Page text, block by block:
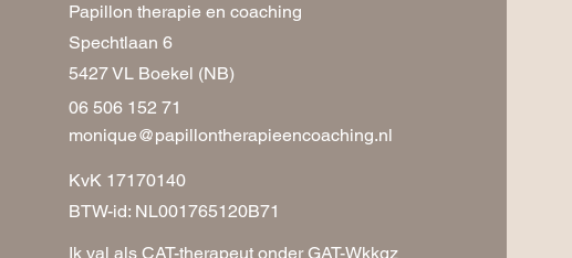
Papillon therapie en coaching
Spechtlaan 6
5427 VL Boekel (NB)
06 506 152 71
monique@papillontherapieencoaching.nl
KvK 17170140
BTW-id: NL001765120B71
Ik val als CAT-therapeut onder GAT-Wkkgz